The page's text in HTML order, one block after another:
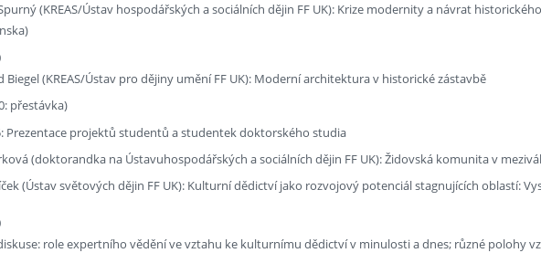
(KREAS/Ústav hospodářských a sociálních dějin FF UK): Krize modernity a návrat
Biegel (KREAS/Ústav pro dějiny umění FF UK): Moderní architektura v historické zástavbě
přestávka)
Prezentace projektů studentů a studentek doktorského studia
(doktorandka na Ústavuhospodářských a sociálních dějin FF UK): Židovská komunita v
(Ústav světových dějin FF UK): Kulturní dědictví jako rozvojový potenciál stagnujících oblastí:
role expertního vědění ve vztahu ke kulturnímu dědictví v minulosti a dnes; různé polohy